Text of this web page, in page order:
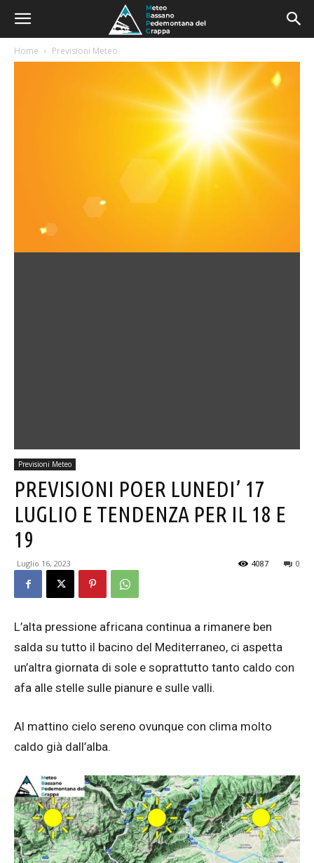
Home Previsioni Meteo
Previsioni Meteo
PREVISIONI POER LUNEDI’ 17
LUGLIO E TENDENZA PER IL 18 E
19
Luglio 16, 2023 0
4087
L’alta pressione africana continua a rimanere ben
salda su tutto il bacino del Mediterraneo, ci aspetta
un’altra giornata di sole e soprattutto tanto caldo con
afa alle stelle sulle pianure e sulle valli.
Al mattino cielo sereno ovunque con clima molto
caldo già dall’alba.